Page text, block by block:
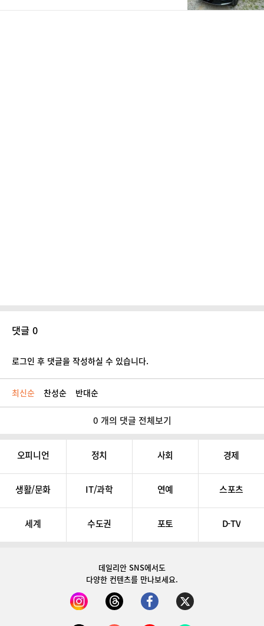
댓글 0
로그인 후 댓글을 작성하실 수 있습니다.
최신순 찬성순 반대순
0 개의 댓글 전체보기
오피니언 정치 사회 경제
생활/문화 IT/과학 연예 스포츠
세계 수도권 포토 D-TV
데일리안 SNS에서도
다양한 컨텐츠를 만나보세요.